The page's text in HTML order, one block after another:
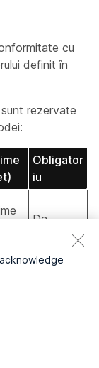
cu
definit în
rezervate
Obligator
iu
Da